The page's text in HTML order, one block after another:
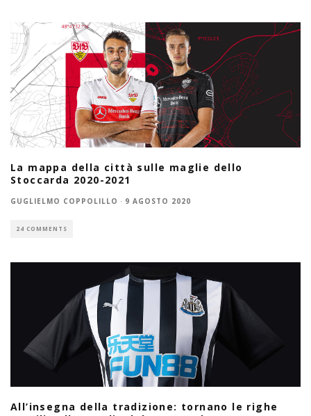
La mappa della città sulle maglie dello
Stoccarda 2020-2021
GUGLIELMO COPPOLILLO · 9 AGOSTO 2020
24 COMMENTS
All’insegna della tradizione: tornano le righe